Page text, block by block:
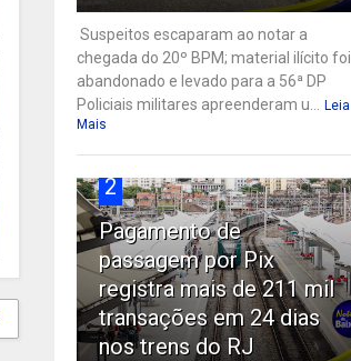
Suspeitos escaparam ao notar a
chegada do 20º BPM; material ilícito foi
abandonado e levado para a 56ª DP
Policiais militares apreenderam u...
Leia
Mais
2
Pagamento de
passagem por Pix
registra mais de 211 mil
transações em 24 dias
nos trens do RJ